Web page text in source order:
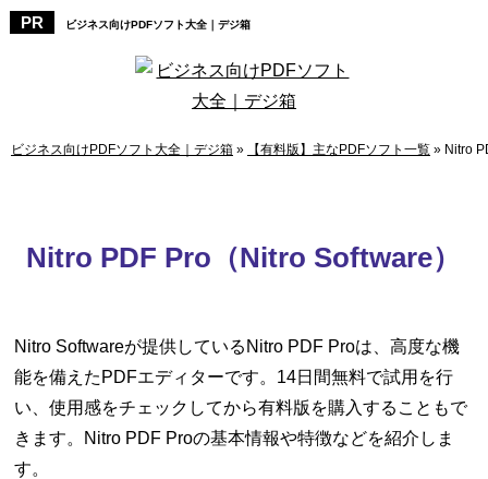
ビジネス向けPDFソフト大全｜デジ箱
ビジネス向けPDFソフト大全｜デジ箱 » 【有料版】主なPDFソフト一覧 » Nitro
Nitro PDF Pro（Nitro Software）
Nitro Softwareが提供しているNitro PDF Proは、高度な機
能を備えたPDFエディターです。14日間無料で試用を行
い、使用感をチェックしてから有料版を購入することもで
きます。Nitro PDF Proの基本情報や特徴などを紹介しま
す。